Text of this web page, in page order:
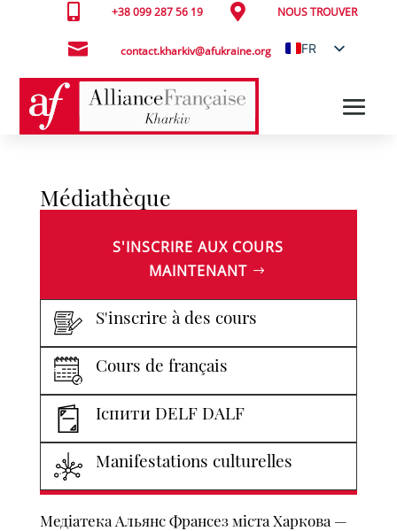
 +38 099 287 56 19  NOUS TROUVER
 contact.kharkiv@afukraine.org
FR
Médiathèque
S'INSCRIRE AUX COURS
MAINTENANT
S'inscrire à des cours
Cours de français
Іспити DELF DALF
Manifestations culturelles
Медіатека Альянс Франсез міста Харкова —